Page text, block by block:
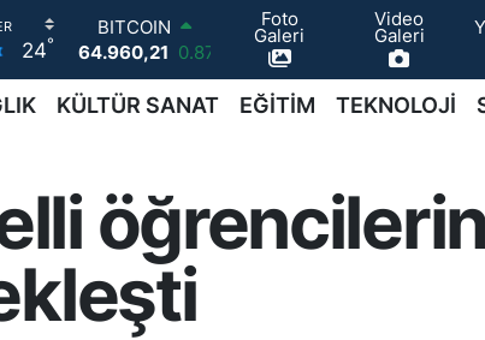
24°
DOLAR
47,7436
0.18
EURO
55,2510 0.32
6660.55 0.03
BİST100
13.779 -14
Foto
Galeri
Video
Galeri
KÜLTÜR SANAT EĞİTİM TEKNOLOJİ